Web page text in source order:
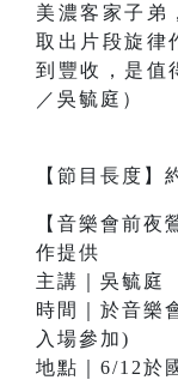
美濃客家子弟
取出片段旋律
到豐收，是值
／吳毓庭）
【節目長度】
【音樂會前夜
作提供
主講｜吳毓庭
時間｜於音樂
入場參加)
地點｜6/12於